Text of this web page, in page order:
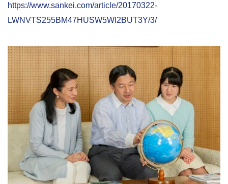
https://www.sankei.com/article/20170322-
LWNVTS255BM47HUSW5WI2BUT3Y/3/